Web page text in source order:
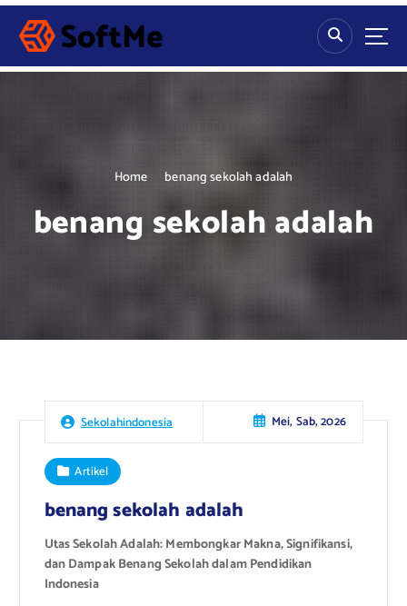
S
p
Home benang sekolah adalah
benang sekolah adalah
Sekolahindonesia Mei, Sab, 2026
Artikel
benang sekolah adalah
Utas Sekolah Adalah: Membongkar Makna, Signifikansi,
dan Dampak Benang Sekolah dalam Pendidikan
Indonesia